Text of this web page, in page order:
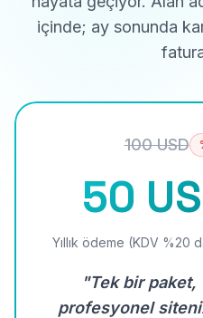
içinde; ay sonunda
100 USD
50
Yıllık ödeme (KDV %20
"Tek bir
profesyonel